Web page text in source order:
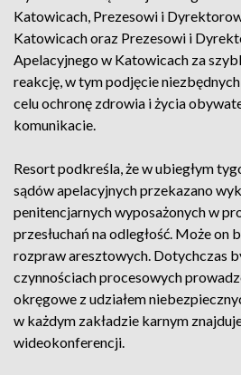
Katowicach, Prezesowi i
Katowicach oraz Prezesowi i
Apelacyjnego w Katowicach za
reakcję, w tym podjęcie
celu ochronę zdrowia i życia
komunikacie.
Resort podkreśla, że w ubiegłym
sądów apelacyjnych przekazano
penitencjarnych wyposażonych w
przesłuchań na odległość. Może on
rozpraw aresztowych. Dotychczas
czynnościach procesowych
okręgowe z udziałem
w każdym zakładzie karnym
wideokonferencji.